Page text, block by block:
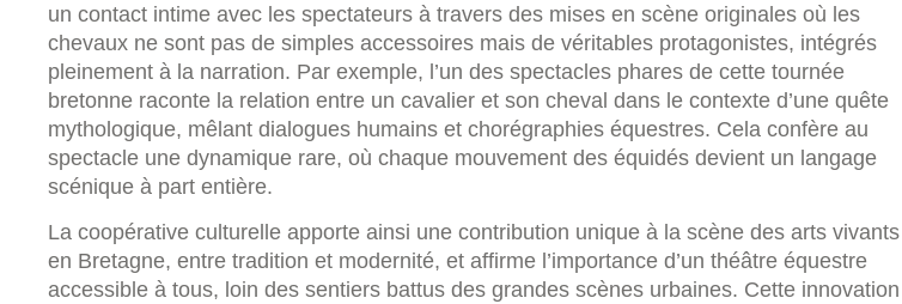
un contact intime avec les spectateurs à travers des mises en scène originales où les
chevaux ne sont pas de simples accessoires mais de véritables protagonistes, intégrés
pleinement à la narration. Par exemple, l’un des spectacles phares de cette tournée
bretonne raconte la relation entre un cavalier et son cheval dans le contexte d’une quête
mythologique, mêlant dialogues humains et chorégraphies équestres. Cela confère au
spectacle une dynamique rare, où chaque mouvement des équidés devient un langage
scénique à part entière.
La coopérative culturelle apporte ainsi une contribution unique à la scène des arts vivants
en Bretagne, entre tradition et modernité, et affirme l’importance d’un théâtre équestre
accessible à tous, loin des sentiers battus des grandes scènes urbaines. Cette innovation